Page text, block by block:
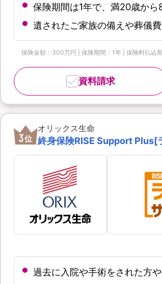
保険期間は1年で、満20歳か
遺されたご家族の備えや葬儀
保険金額：300万円 | 保険期間：1年 | 保険料払込
資料請求
3位
オリックス生命
終身保険RISE Support Plus[
過去に入院や手術をされた方